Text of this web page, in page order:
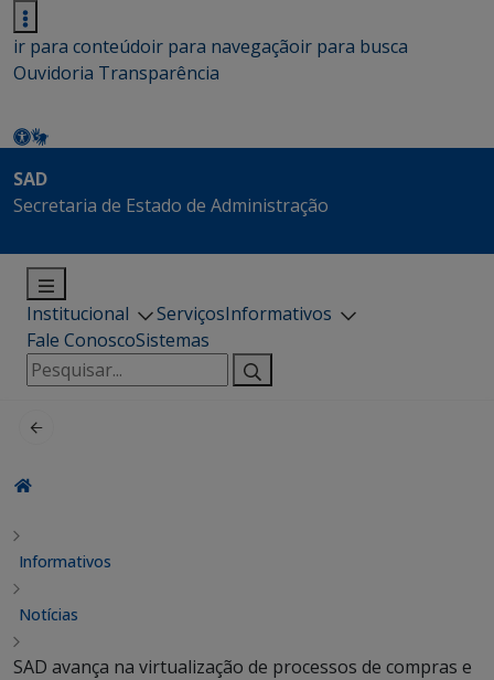
ir para conteúdoir para navegaçãoir para busca
Ouvidoria Transparência
SAD
Secretaria de Estado de Administração
Institucional ServiçosInformativos
Fale ConoscoSistemas
Pesquisar
por:
Informativos
Notícias
SAD avança na virtualização de processos de compras e